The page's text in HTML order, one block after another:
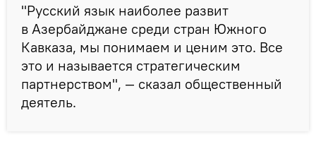
"Русский язык наиболее развит
в Азербайджане среди стран Южного
Кавказа, мы понимаем и ценим это. Все
это и называется стратегическим
партнерством", — сказал общественный
деятель.